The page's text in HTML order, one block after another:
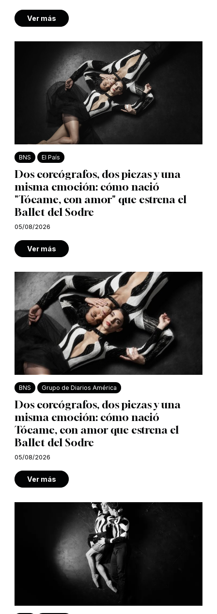
Ver más
BNS El País
Dos coreógrafos, dos piezas y una
misma emoción: cómo nació
"Tócame, con amor" que estrena el
Ballet del Sodre
05/08/2026
Ver más
BNS Grupo de Diarios América
Dos coreógrafos, dos piezas y una
misma emoción: cómo nació
Tócame, con amor que estrena el
Ballet del Sodre
05/08/2026
Ver más